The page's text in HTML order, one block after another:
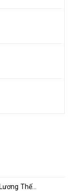
Thế...